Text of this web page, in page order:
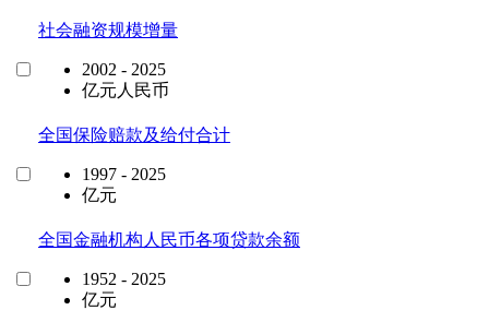
社会融资规模增量
2002 - 2025
亿元人民币
全国保险赔款及给付合计
1997 - 2025
亿元
全国金融机构人民币各项贷款余额
1952 - 2025
亿元